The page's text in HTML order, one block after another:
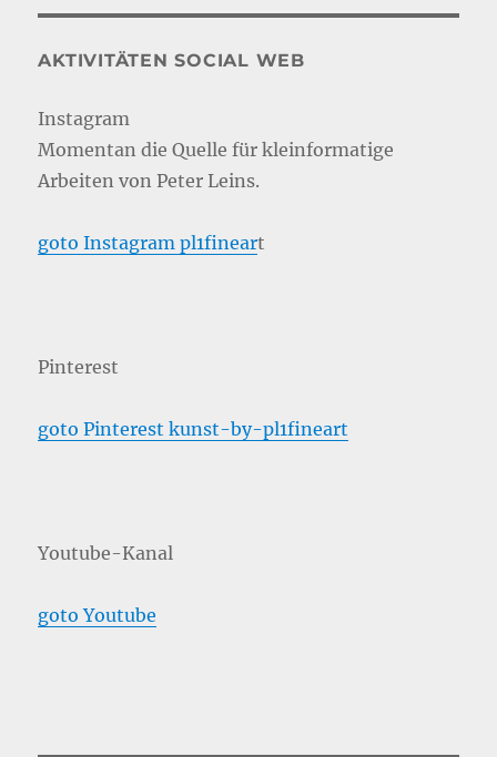
AKTIVITÄTEN SOCIAL WEB
Instagram
Momentan die Quelle für kleinformatige
Arbeiten von Peter Leins.
goto Instagram pl1fineart
Pinterest
goto Pinterest kunst-by-pl1fineart
Youtube-Kanal
goto Youtube